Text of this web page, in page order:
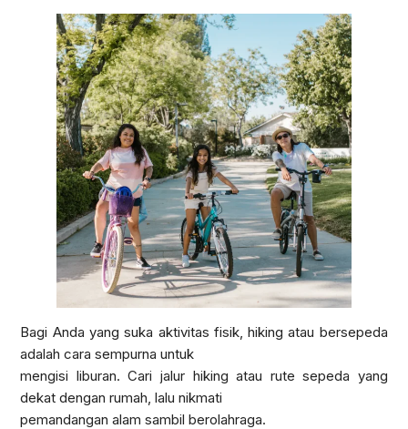
Bagi Anda yang suka aktivitas fisik, hiking atau bersepeda
adalah cara sempurna untuk
mengisi liburan. Cari jalur hiking atau rute sepeda yang
dekat dengan rumah, lalu nikmati
pemandangan alam sambil berolahraga.